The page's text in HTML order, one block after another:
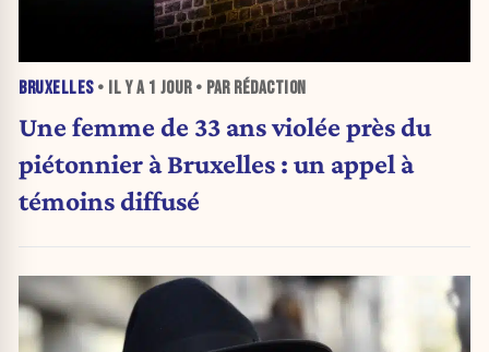
BRUXELLES• IL Y A 1 JOUR• PAR RÉDACTION
Une femme de 33 ans violée près du
piétonnier à Bruxelles : un appel à
témoins diffusé